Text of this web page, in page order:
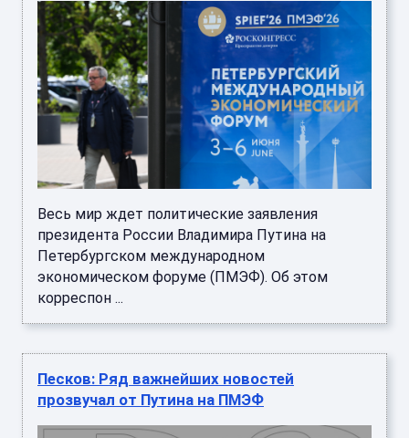
Весь мир ждет политические заявления
президента России Владимира Путина на
Петербургском международном
экономическом форуме (ПМЭФ). Об этом
корреспон ...
Песков: Ряд важнейших новостей
прозвучал от Путина на ПМЭФ